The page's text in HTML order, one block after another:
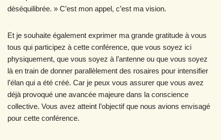
déséquilibrée. » C’est mon appel, c’est ma vision.
Et je souhaite également exprimer ma grande gratitude à vous
tous qui participez à cette conférence, que vous soyez ici
physiquement, que vous soyez à l’antenne ou que vous soyez
là en train de donner parallèlement des rosaires pour intensifier
l’élan qui a été créé. Car je peux vous assurer que vous avez
déjà provoqué une avancée majeure dans la conscience
collective. Vous avez atteint l’objectif que nous avions envisagé
pour cette conférence.